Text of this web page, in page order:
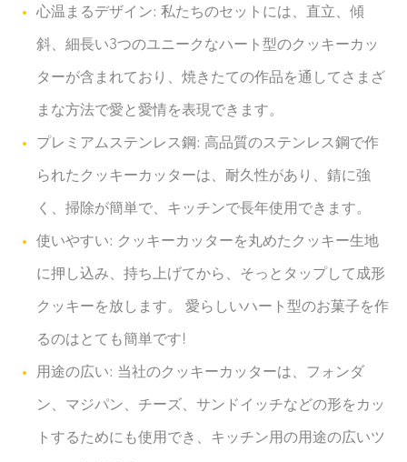
心温まるデザイン: 私たちのセットには、直立、傾
斜、細長い3つのユニークなハート型のクッキーカッ
ターが含まれており、焼きたての作品を通してさまざ
まな方法で愛と愛情を表現できます。
プレミアムステンレス鋼: 高品質のステンレス鋼で作
られたクッキーカッターは、耐久性があり、錆に強
く、掃除が簡単で、キッチンで長年使用できます。
使いやすい: クッキーカッターを丸めたクッキー生地
に押し込み、持ち上げてから、そっとタップして成形
クッキーを放します。 愛らしいハート型のお菓子を作
るのはとても簡単です!
用途の広い: 当社のクッキーカッターは、フォンダ
ン、マジパン、チーズ、サンドイッチなどの形をカッ
トするためにも使用でき、キッチン用の用途の広いツ